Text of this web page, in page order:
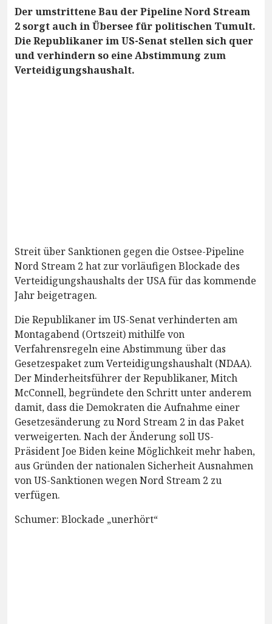
Der umstrittene Bau der Pipeline Nord Stream
2 sorgt auch in Übersee für politischen Tumult.
Die Republikaner im US-Senat stellen sich quer
und verhindern so eine Abstimmung zum
Verteidigungshaushalt.
Streit über Sanktionen gegen die Ostsee-Pipeline
Nord Stream 2 hat zur vorläufigen Blockade des
Verteidigungshaushalts der USA für das kommende
Jahr beigetragen.
Die Republikaner im US-Senat verhinderten am
Montagabend (Ortszeit) mithilfe von
Verfahrensregeln eine Abstimmung über das
Gesetzespaket zum Verteidigungshaushalt (NDAA).
Der Minderheitsführer der Republikaner, Mitch
McConnell, begründete den Schritt unter anderem
damit, dass die Demokraten die Aufnahme einer
Gesetzesänderung zu Nord Stream 2 in das Paket
verweigerten. Nach der Änderung soll US-
Präsident Joe Biden keine Möglichkeit mehr haben,
aus Gründen der nationalen Sicherheit Ausnahmen
von US-Sanktionen wegen Nord Stream 2 zu
verfügen.
Schumer: Blockade „unerhört“